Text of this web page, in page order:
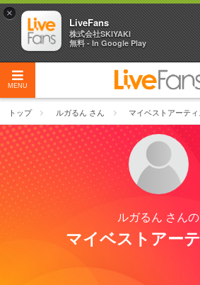
MENU
トップ ルガるん さん マイベストアーティ
ルガるん さんの
マイベストアー
×
LiveFans
株式会社SKIYAKI
無料 - In Google Play